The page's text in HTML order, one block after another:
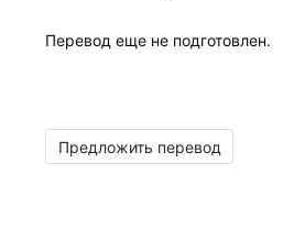
Перевод еще не подготовлен.
Предложить перевод